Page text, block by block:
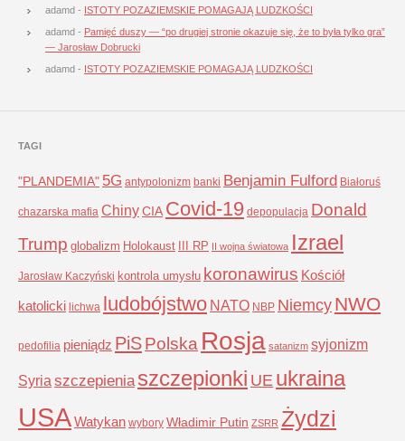
adamd - ISTOTY POZAZIEMSKIE POMAGAJĄ LUDZKOŚCI
adamd - Pamięć duszy — “po drugiej stronie okazuje się, że to była tylko gra”
— Jarosław Dobrucki
adamd - ISTOTY POZAZIEMSKIE POMAGAJĄ LUDZKOŚCI
TAGI
"PLANDEMIA" 5G antypolonizm banki Benjamin Fulford Białoruś
chazarska mafia ChinyCIA Covid-19 depopulacja Donald
Trump globalizm Holokaust III RP II wojna światowa Izrael
Jarosław Kaczyński kontrola umysłu koronawirus Kościół
katolicki lichwa ludobójstwo NATO NBP NiemcyNWO
pedofilia pieniądz PiSPolska Rosja satanizm syjonizm
Syria szczepienia szczepionki UE ukraina
USAWatykan wybory Władimir Putin ZSRR Żydzi